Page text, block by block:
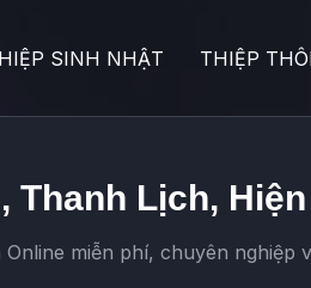
SINH NHẬT THIỆP
Thanh Lịch,
miễn phí, chuyên nghiệp